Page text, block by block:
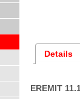
Details
EREMIT